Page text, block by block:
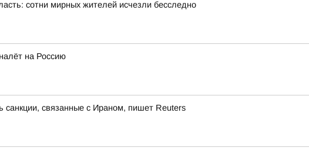
сотни мирных жителей исчезли бесследно
на Россию
связанные с Ираном, пишет Reuters